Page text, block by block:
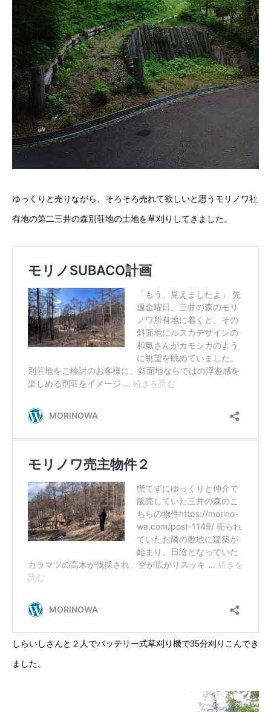
ゆっくりと売りながら、そろそろ売れて欲しいと思うモリノワ社
有地の第二三井の森別荘地の土地を草刈りしてきました。
しらいしさんと２人でバッテリー式草刈り機で35分刈りこんでき
ました。